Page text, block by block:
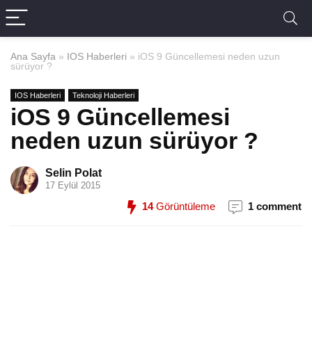
Ana Sayfa » IOS Haberleri » iOS 9 Güncellemesi neden uzun
sürüyor ?
IOS Haberleri Teknoloji Haberleri
iOS 9 Güncellemesi
neden uzun sürüyor ?
Selin Polat
17 Eylül 2015
14Görüntüleme 1 comment